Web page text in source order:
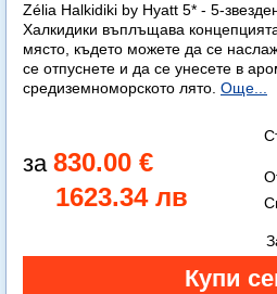
Zélia Halkidiki by Hyatt 5* - 5-
Халкидики въплъщава
място, където можете да се
се отпуснете и да се унесете в
средиземноморското лято. Още...
830.00 €
1623.34 лв